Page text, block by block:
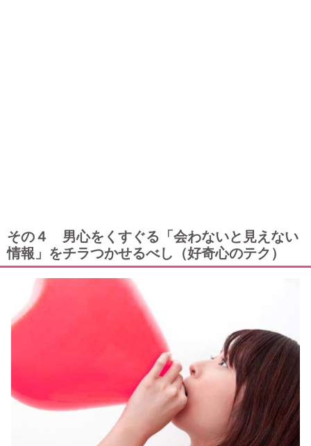
その４ 男心をくすぐる「会わないと見えない
情報」をチラつかせるべし（好奇心のテク）